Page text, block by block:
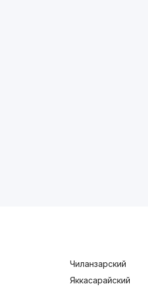
Чиланзарский
Яккасарайский